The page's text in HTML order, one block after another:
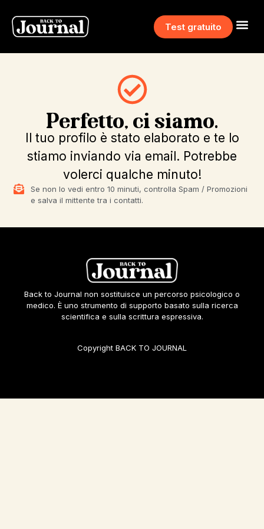
Test gratuito
Perfetto, ci siamo.
Il tuo profilo è stato elaborato e te lo
stiamo inviando via email. Potrebbe
volerci qualche minuto!
Se non lo vedi entro 10 minuti, controlla Spam / Promozioni
e salva il mittente tra i contatti.
Back to Journal non sostituisce un percorso psicologico o
medico. È uno strumento di supporto basato sulla ricerca
scientifica e sulla scrittura espressiva.
Copyright BACK TO JOURNAL